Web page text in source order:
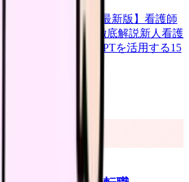
グTOP5【2026年最新版】 看護師
年度の最新情報を徹底解説新人看護
至】
看護師がChatGPTを活用する15